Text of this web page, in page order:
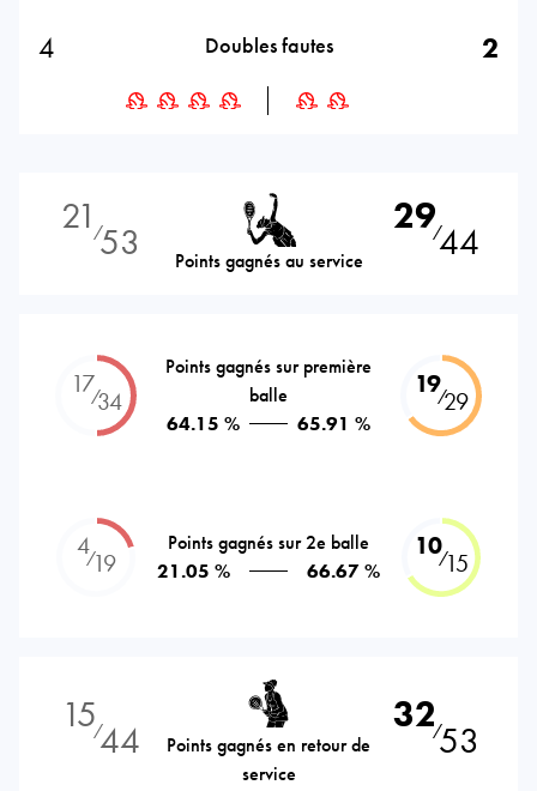
4 Doubles fautes 2
21 ⁄53 Points gagnés au service
29⁄44
17⁄34
Points gagnés sur première
balle
64.15 %
65.91 %
19⁄29
4⁄19
Points gagnés sur 2e balle
21.05 %
66.67 %
10⁄15
15⁄44
Points gagnés en retour de
service
32⁄53